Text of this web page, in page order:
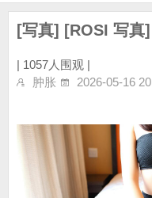
[写真] [ROSI 写真
| 1057人围观 |
肿胀
2026-05-16